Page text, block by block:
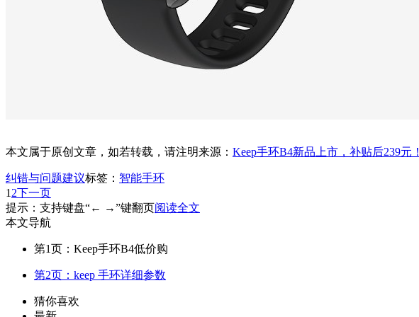
本文属于原创文章，如若转载，请注明来源： Keep手环B4新品上市，补贴后239元！
纠错与问题建议标签： 智能手环
1 2下一页
提示：支持键盘“← →”键翻页阅读全文
本文导航
第1页：Keep手环B4低价购
第2页：keep 手环详细参数
猜你喜欢